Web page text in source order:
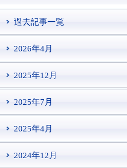
過去記事一覧
2026年4月
2025年12月
2025年7月
2025年4月
2024年12月